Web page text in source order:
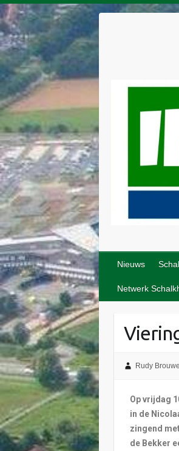
Nieuws
Netwerk
Rudy
Op vrijdag
in de
zingend
de Bekker